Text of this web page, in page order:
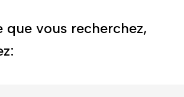
que vous recherchez,